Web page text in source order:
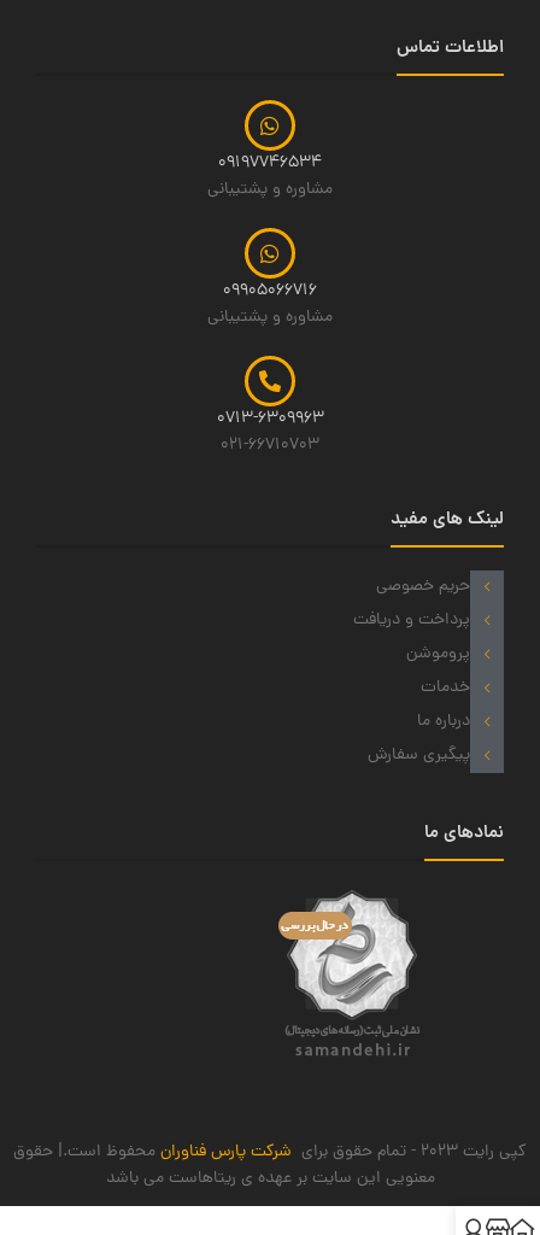
اطلاعات تماس
09197746534
مشاوره و پشتیبانی
09905066716
مشاوره و پشتیبانی
0713-6309963
021-66710703
لینک های مفید
حریم خصوصی
پرداخت و دریافت
پروموشن
خدمات
درباره ما
پیگیری سفارش
نمادهای ما
کپی رایت 2023 - تمام حقوق برای شرکت پارس فناورانمحفوظ است.| حقوق
معنویی این سایت بر عهده ی ریتاهاست می باشد